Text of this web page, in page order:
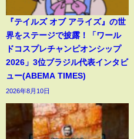
『テイルズ オブ アライズ』の世
界をステージで披露！「ワール
ドコスプレチャンピオンシップ
2026」3位ブラジル代表インタビ
ュー(ABEMA TIMES)
2026年8月10日